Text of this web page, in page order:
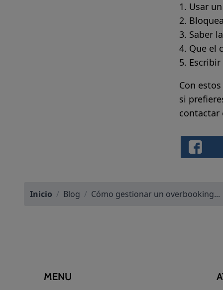
Usar
Saber
Que el
Con
si
contactar
Inicio / Blog / Cómo gestionar un overbooking...
MENU